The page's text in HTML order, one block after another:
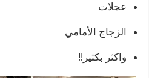
عجلات
الزجاج الأمامي
واكثر بكثير!!